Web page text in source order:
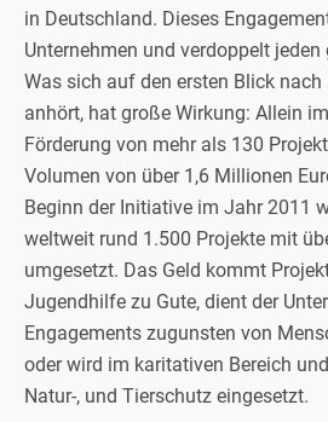
in Deutschland. Dieses
Unternehmen und verdoppelt jeden
Was sich auf den ersten Blick nach
anhört, hat große Wirkung: Allein
Förderung von mehr als 130
Volumen von über 1,6 Millionen
Beginn der Initiative im Jahr 2011
weltweit rund 1.500 Projekte mit
umgesetzt. Das Geld kommt
Jugendhilfe zu Gute, dient der
Engagements zugunsten von
oder wird im karitativen Bereich
Natur-, und Tierschutz eingesetzt.